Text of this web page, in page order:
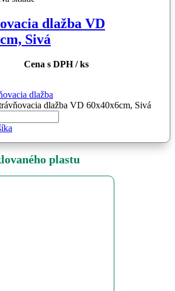
dlažba VD
Sivá
Cena s DPH / ks
dlažba
dlažba VD 60x40x6cm, Sivá
plastu